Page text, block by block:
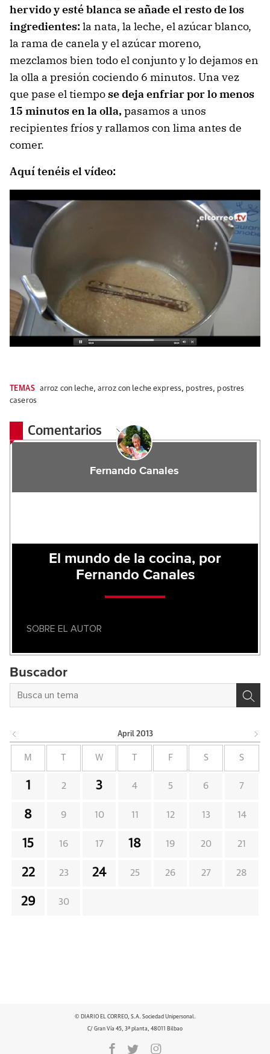
hervido y esté blanca se añade el resto de los
ingredientes:la nata, la leche, el azúcar blanco,
la rama de canela y el azúcar moreno,
mezclamos bien todo el conjunto y lo dejamos en
la olla a presión cociendo 6 minutos. Una vez
que pase el tiempose deja enfriar por lo menos
15 minutos en la olla, pasamos a unos
recipientes fríos y rallamos con lima antes de
comer.
Aquí tenéis el vídeo:
TEMAS arroz con leche,arroz con leche express, postres, postres
caseros
Comentarios
Fernando Canales
El mundo de la cocina, por
Fernando Canales
SOBRE EL AUTOR
Buscador
April 2013
M T W T F S S
1 2 3 4 5 6 7
8 9 10 11 12 13 14
15 16 17 18 19 20 21
22 23 24 25 26 27 28
29 30
© DIARIO EL CORREO, S.A. Sociedad Unipersonal.
C/ Gran Vía 45, 3ª planta, 48011 Bilbao